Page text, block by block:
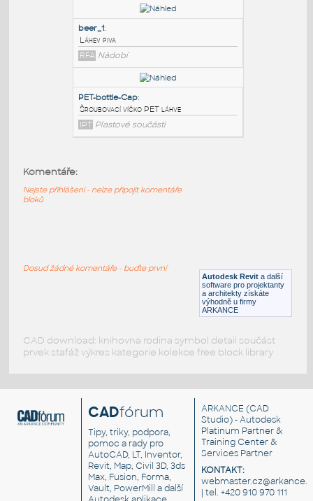
PET-bottle-Body:
PET láhev, tělo
IPT
Water_Bottle:
Plastová láhev vody, PETka, sklenice
RFA Nádobí
Nádobí
Autodesk Revit a další
software pro projektanty
a architekty získáte
výhodně u firmy
ARKANCE
Komentáře:
Nejste přihlášeni - nelze připojit komentáře
bloků
Dosud žádné komentáře - buďte první
CAD download: knihovna rodina symbol detail součást
prvek stafáž výkres kategorie kolekce free block library
CADfórum
Tipy, triky, podpora,
pomoc a rady pro
AutoCAD, LT, Inventor,
Revit, Map, Civil 3D, 3ds
Max, Fusion, Forma,
Vault, PowerMill a další
ARKANCE (CAD
Studio) - Autodesk
Platinum Partner &
Training Center &
Services Partner
KONTAKT:
| tel. +420 910 970 111